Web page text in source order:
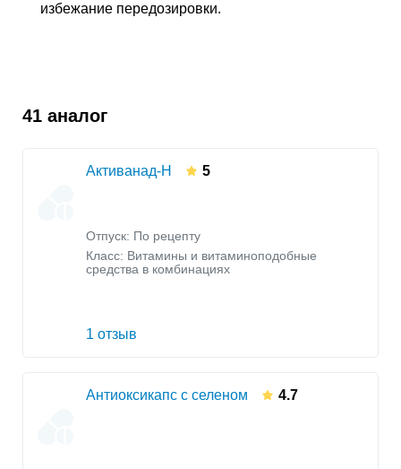
избежание передозировки.
41 аналог
Активанад-Н 5
Отпуск: По рецепту
Класс: Витамины и витаминоподобные
средства в комбинациях
1 отзыв
Антиоксикапс с селеном 4.7